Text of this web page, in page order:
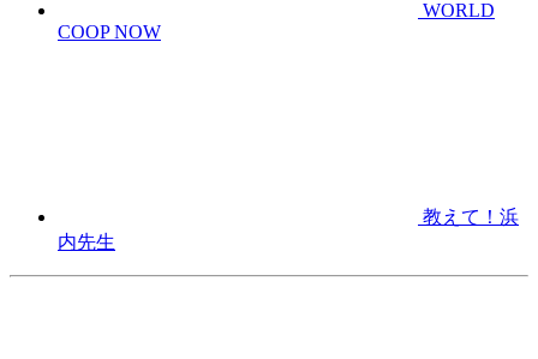
WORLD
COOP NOW
教えて！浜
内先生